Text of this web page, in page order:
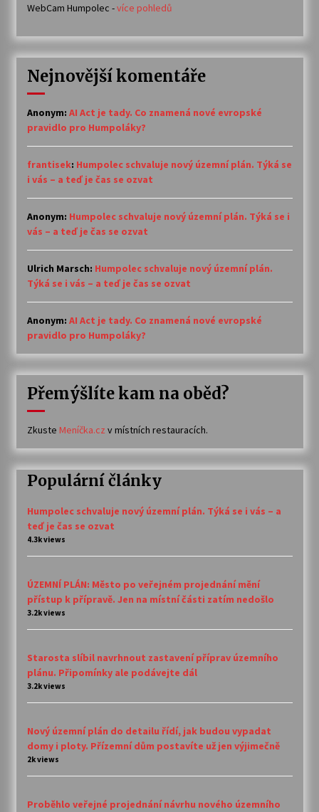
WebCam Humpolec -více pohledů
Nejnovější komentáře
Anonym: AI Act je tady. Co znamená nové evropské
pravidlo pro Humpoláky?
frantisek: Humpolec schvaluje nový územní plán. Týká se
i vás – a teď je čas se ozvat
Anonym: Humpolec schvaluje nový územní plán. Týká se i
vás – a teď je čas se ozvat
Ulrich Marsch: Humpolec schvaluje nový územní plán.
Týká se i vás – a teď je čas se ozvat
Anonym: AI Act je tady. Co znamená nové evropské
pravidlo pro Humpoláky?
Přemýšlíte kam na oběd?
Zkuste Meníčka.cz v místních restauracích.
Populární články
Humpolec schvaluje nový územní plán. Týká se i vás – a
teď je čas se ozvat
4.3k views
ÚZEMNÍ PLÁN: Město po veřejném projednání mění
přístup k přípravě. Jen na místní části zatím nedošlo
3.2k views
Starosta slíbil navrhnout zastavení příprav územního
plánu. Připomínky ale podávejte dál
3.2k views
Nový územní plán do detailu řídí, jak budou vypadat
domy i ploty. Přízemní dům postavíte už jen výjimečně
2k views
Proběhlo veřejné projednání návrhu nového územního